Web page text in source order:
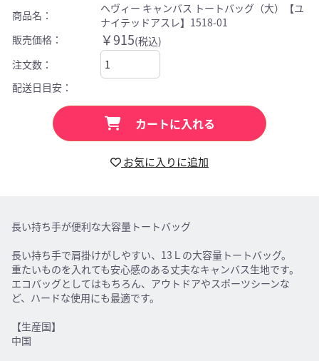
商品名：
ヘヴィー キャンバス トートバッグ（大）【ユ
ナイテッドアスレ】1518-01
販売価格：
￥915(税込)
注文数：
配送日目安：
カートに入れる
お気に入りに追加
長い持ち手が便利な大容量トートバッグ
長い持ち手で肩掛けがしやすい、13Ｌの大容量トートバッグ。
重たいものを入れても安心感のある丈夫なキャンバス生地です。
エコバッグとしてはもちろん、アウトドアやスポーツシーンな
ど、ハードな使用にも最適です。
【生産国】
中国